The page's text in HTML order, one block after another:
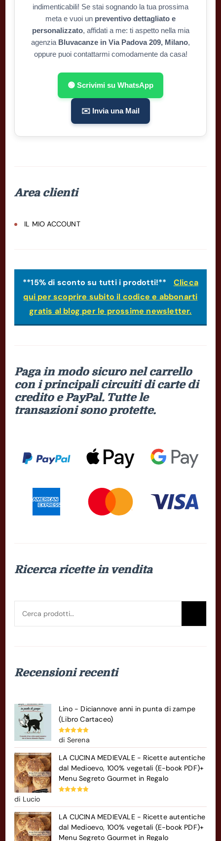
indimenticabili! Se stai sognando la tua prossima
meta e vuoi un preventivo dettagliato e
personalizzato, affidati a me: ti aspetto nella mia
agenzia Bluvacanze in Via Padova 209, Milano,
oppure puoi contattarmi comodamente da casa!
🟢 Scrivimi su WhatsApp
✉️ Invia una Mail
Area clienti
IL MIO ACCOUNT
**15% di sconto su tutti i prodotti!**
Clicca
qui per scoprire subito il codice e abbonarti
gratis al blog per le prossime newsletter.
Paga in modo sicuro nel carrello
con i principali circuiti di carte di
credito e PayPal. Tutte le
transazioni sono protette.
Ricerca ricette in vendita
Recensioni recenti
Lino - Diciannove anni in punta di zampe
(Libro Cartaceo)
Valutato5
su 5
di Serena
LA CUCINA MEDIEVALE - Ricette autentiche
dal Medioevo, 100% vegetali (E-book PDF)+
Menu Segreto Gourmet in Regalo
di Lucio
LA CUCINA MEDIEVALE - Ricette autentiche
dal Medioevo, 100% vegetali (E-book PDF)+
Menu Segreto Gourmet in Regalo